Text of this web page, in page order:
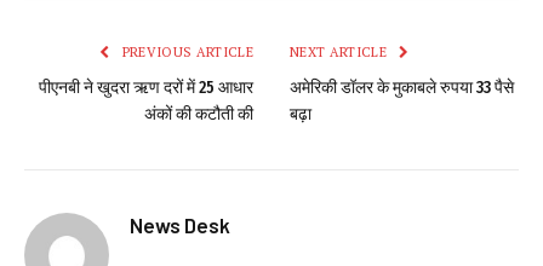
PREVIOUS ARTICLE
पीएनबी ने खुदरा ऋण दरों में 25 आधार
अंकों की कटौती की
NEXT ARTICLE
अमेरिकी डॉलर के मुकाबले रुपया 33 पैसे
बढ़ा
News Desk